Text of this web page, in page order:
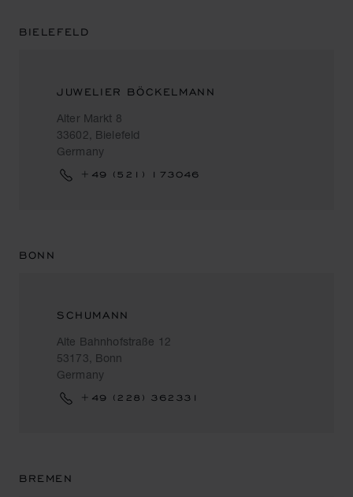
BIELEFELD
JUWELIER BÖCKELMANN
Alter Markt 8
33602, Bielefeld
Germany
+49 (521) 173046
BONN
SCHUMANN
Alte Bahnhofstraße 12
53173, Bonn
Germany
+49 (228) 362331
BREMEN